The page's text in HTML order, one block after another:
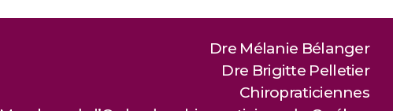
Dre Mélanie Bélanger
Dre Brigitte Pelletier
Chiropraticiennes